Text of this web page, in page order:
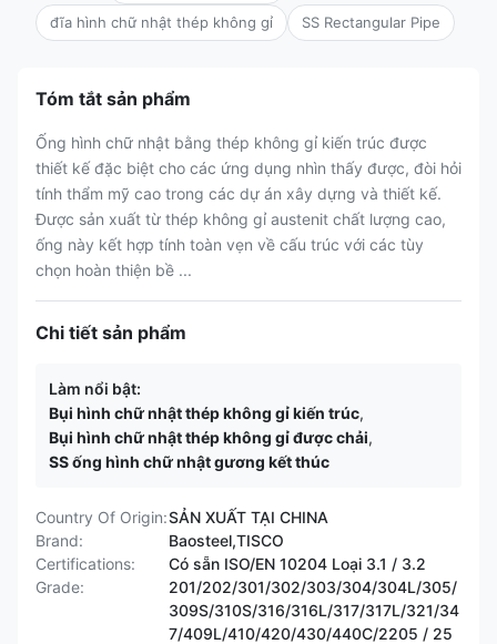
đĩa hình chữ nhật thép không gỉ SS Rectangular Pipe
Tóm tắt sản phẩm
Ống hình chữ nhật bằng thép không gỉ kiến ​​trúc được
thiết kế đặc biệt cho các ứng dụng nhìn thấy được, đòi hỏi
tính thẩm mỹ cao trong các dự án xây dựng và thiết kế.
Được sản xuất từ ​​​​thép không gỉ austenit chất lượng cao,
ống này kết hợp tính toàn vẹn về cấu trúc với các tùy
chọn hoàn thiện bề ...
Chi tiết sản phẩm
Làm nổi bật:
Bụi hình chữ nhật thép không gỉ kiến trúc,
Bụi hình chữ nhật thép không gỉ được chải,
SS ống hình chữ nhật gương kết thúc
Country Of Origin:SẢN XUẤT TẠI CHINA
Brand:
Baosteel,TISCO
Certifications:
Có sẵn ISO/EN 10204 Loại 3.1 / 3.2
Grade:
201/202/301/302/303/304/304L/305/
309S/310S/316/316L/317/317L/321/34
7/409L/410/420/430/440C/2205 / 25